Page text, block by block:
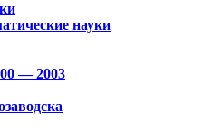
науки
— 2003